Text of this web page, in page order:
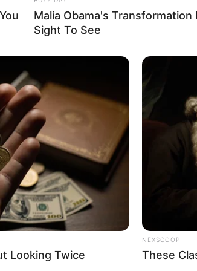
muito mais! Além disso, esse material
EVA
tecido
Malia Obama's Transformation
Sight To See
Looking Twice
NEXSCOOP
These